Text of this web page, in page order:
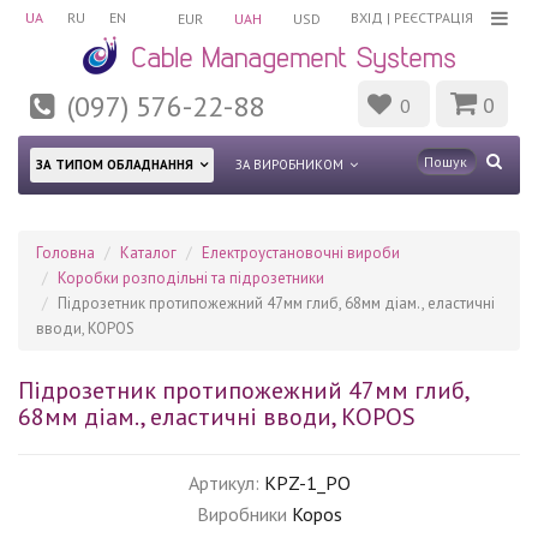
UA RU EN ВХІД | РЕЄСТРАЦІЯ
EUR UAH USD
(097) 576-22-88 0 0
ЗА ТИПОМ ОБЛАДНАННЯ ЗА ВИРОБНИКОМ
Головна Каталог
Електроустановочні вироби
Коробки розподільні та підрозетники
Підрозетник протипожежний 47мм глиб, 68мм діам., еластичні
вводи, KOPOS
Підрозетник протипожежний 47мм глиб,
68мм діам., еластичні вводи, KOPOS
Артикул: KPZ-1_PO
Виробники Kopos